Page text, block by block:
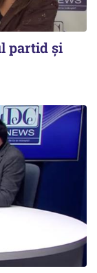
partid și